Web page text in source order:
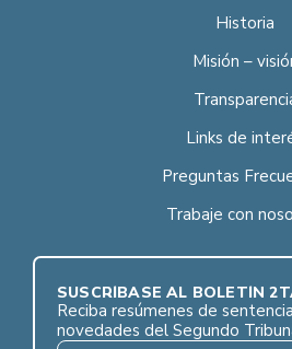
Historia
Misión –
Links de
Preguntas
Trabaje con
SUSCRÍBASE AL BOLETÍN
Reciba resúmenes de
novedades del Segundo